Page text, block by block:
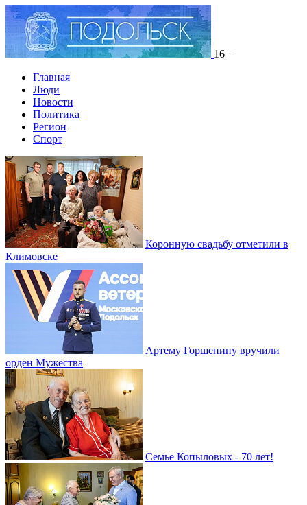
16+
Главная
Люди
Новости
Политика
Регион
Спорт
Коронную свадьбу отметили в
Климовске
Артему Горшенину вручили
орден Мужества
Семье Копыловых - 70 лет!